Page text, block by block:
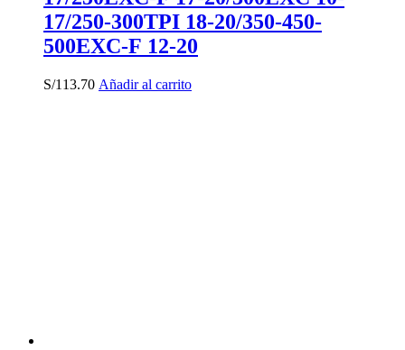
17/250-300TPI 18-20/350-450-
500EXC-F 12-20
S/113.70 Añadir al carrito